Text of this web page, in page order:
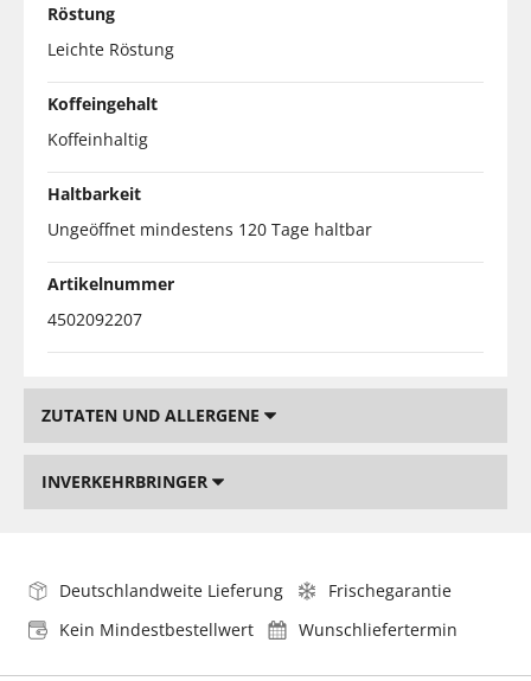
Röstung
Leichte Röstung
Koffeingehalt
Koffeinhaltig
Haltbarkeit
Ungeöffnet mindestens 120 Tage haltbar
Artikelnummer
4502092207
ZUTATEN UND ALLERGENE
INVERKEHRBRINGER
Deutschlandweite Lieferung
Frischegarantie
Kein Mindestbestellwert
Wunschliefertermin